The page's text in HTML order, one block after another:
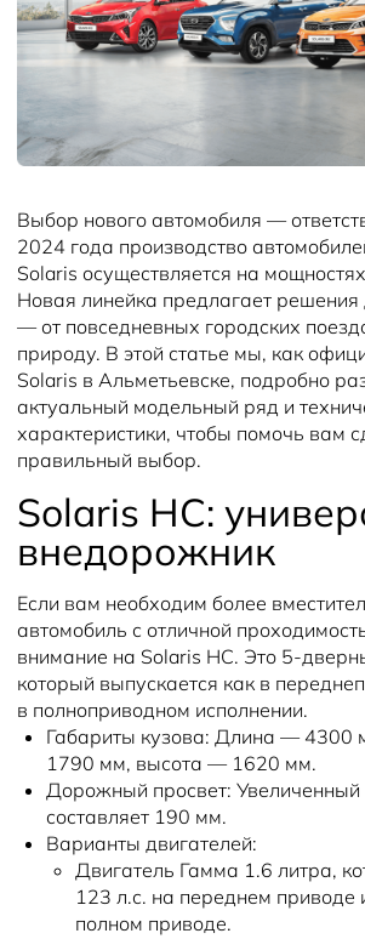
Выбор нового автомобиля —
2024 года производство
Solaris осуществляется на
Новая линейка предлагает
— от повседневных городских
природу. В этой статье мы, как
Solaris в Альметьевске, подробно
актуальный модельный ряд и
характеристики, чтобы помочь вам
правильный выбор.
Solaris HC:
внедорожник
Если вам необходим более
автомобиль с отличной
внимание на Solaris HC. Это 5-
который выпускается как в
в полноприводном исполнении.
Габариты кузова: Длина — 4300
1790 мм, высота — 1620 мм.
Дорожный просвет: Увеличенный
составляет 190 мм.
Варианты двигателей:
Двигатель Гамма 1.6 литра,
123 л.с. на переднем приводе
полном приводе.